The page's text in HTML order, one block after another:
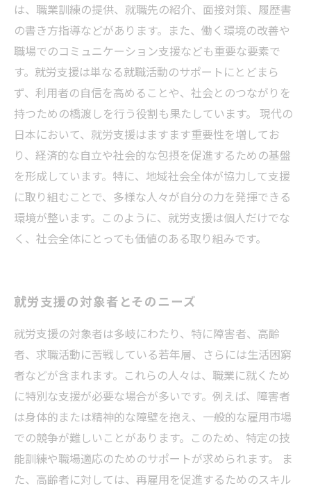
は、職業訓練の提供、就職先の紹介、面接対策、履歴書
の書き方指導などがあります。また、働く環境の改善や
職場でのコミュニケーション支援なども重要な要素で
す。就労支援は単なる就職活動のサポートにとどまら
ず、利用者の自信を高めることや、社会とのつながりを
持つための橋渡しを行う役割も果たしています。 現代の
日本において、就労支援はますます重要性を増してお
り、経済的な自立や社会的な包摂を促進するための基盤
を形成しています。特に、地域社会全体が協力して支援
に取り組むことで、多様な人々が自分の力を発揮できる
環境が整います。このように、就労支援は個人だけでな
く、社会全体にとっても価値のある取り組みです。
就労支援の対象者とそのニーズ
就労支援の対象者は多岐にわたり、特に障害者、高齢
者、求職活動に苦戦している若年層、さらには生活困窮
者などが含まれます。これらの人々は、職業に就くため
に特別な支援が必要な場合が多いです。例えば、障害者
は身体的または精神的な障壁を抱え、一般的な雇用市場
での競争が難しいことがあります。このため、特定の技
能訓練や職場適応のためのサポートが求められます。 ま
た、高齢者に対しては、再雇用を促進するためのスキル